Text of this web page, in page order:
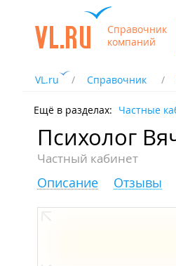
Справочник
компаний
VL.ru Справочник
Ещё в разделах: Частные
Психолог
Частный кабинет
Описание Отзывы